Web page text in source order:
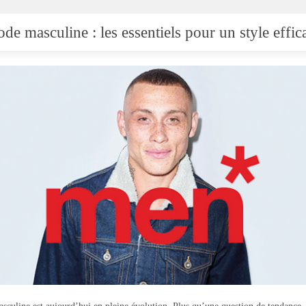
masculine : les essentiels pour un style